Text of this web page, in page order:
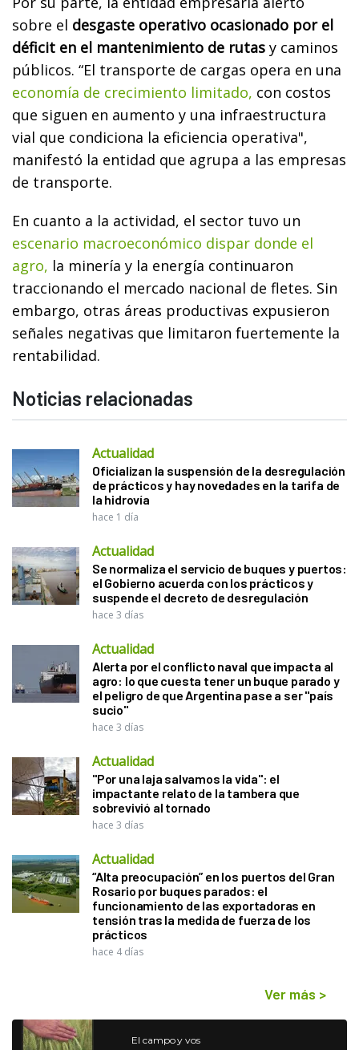
sobre el desgaste operativo ocasionado por el
déficit en el mantenimiento de rutas y caminos
públicos. “El transporte de cargas opera en una
economía de crecimiento limitado, con costos
que siguen en aumento y una infraestructura
vial que condiciona la eficiencia operativa",
manifestó la entidad que agrupa a las empresas
de transporte.
En cuanto a la actividad, el sector tuvo un
escenario macroeconómico dispar donde el
agro, la minería y la energía continuaron
traccionando el mercado nacional de fletes. Sin
embargo, otras áreas productivas expusieron
señales negativas que limitaron fuertemente la
rentabilidad.
Noticias relacionadas
Actualidad
Oficializan la suspensión de la desregulación
de prácticos y hay novedades en la tarifa de
la hidrovía
hace 1 día
Actualidad
Se normaliza el servicio de buques y puertos:
el Gobierno acuerda con los prácticos y
suspende el decreto de desregulación
hace 3 días
Actualidad
Alerta por el conflicto naval que impacta al
agro: lo que cuesta tener un buque parado y
el peligro de que Argentina pase a ser "país
sucio"
hace 3 días
Actualidad
"Por una laja salvamos la vida": el
impactante relato de la tambera que
sobrevivió al tornado
hace 3 días
Actualidad
“Alta preocupación” en los puertos del Gran
Rosario por buques parados: el
funcionamiento de las exportadoras en
tensión tras la medida de fuerza de los
prácticos
hace 4 días
Ver más >
El campo y vos